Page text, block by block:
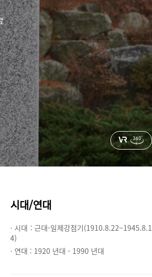
시대/연대
· 시대 : 근대-일제강점기(1910.8.22~1945.8.1
4)
· 연대 : 1920 년대 - 1990 년대